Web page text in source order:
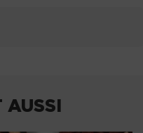
AUSSI